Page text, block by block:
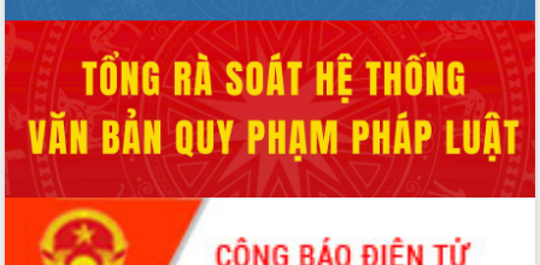
Phát động chiến dịch 30 ngày đêm
giải phóng mặt bằng Tuyến đường bộ
ven biển
Đắk Lắk nỗ lực thúc đẩy tăng trưởng
kinh tế từ 10% trở lên trong Quý
II/2026
Đắk Lắk ký kết thỏa thuận hợp tác về
chuyển đổi số giai đoạn 2026 – 2030
với Tập đoàn Bưu chính Viễn thông
Việt Nam